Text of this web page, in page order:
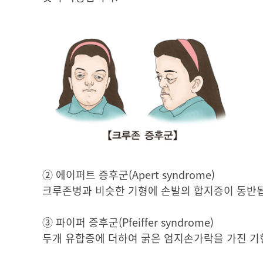
② 에이퍼트 증후군(Apert syndrome)
크루존병과 비슷한 기형에 손발의 합지증이 동반
③ 파이퍼 증후군(Pfeiffer syndrome)
두개 유합증에 더하여 굵은 엄지손가락을 가진 기